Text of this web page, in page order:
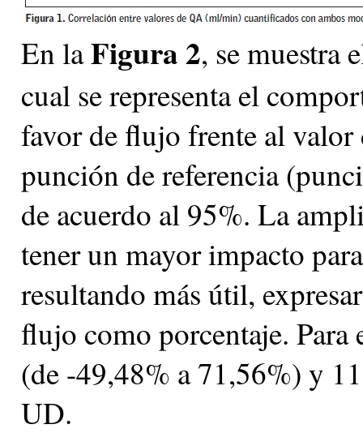
En laFigura 2, se muestra
cual se representa el
favor de flujo frente al
punción de referencia
de acuerdo al 95%. La
tener un mayor impacto
resultando más útil,
flujo como porcentaje.
(de -49,48% a 71,56%) y
UD.